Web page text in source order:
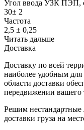
Угол ввода УЗК ПЭП,
30± 2
Частота
2,5 ± 0,25
Читать дальше
Доставка
Доставку по всей
наиболее удобным
области доставки
передвижении вашего
Решим нестандартные
доставки груза на